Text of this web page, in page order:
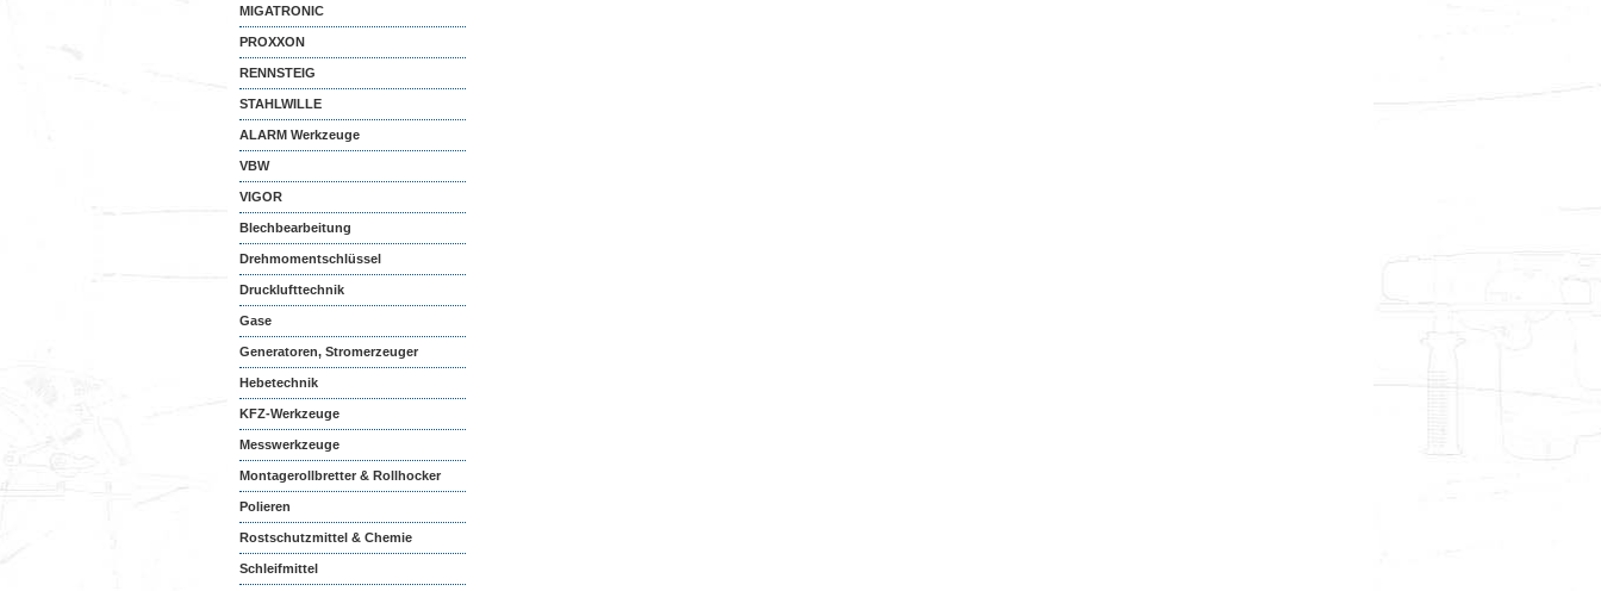
MIGATRONIC
PROXXON
RENNSTEIG
STAHLWILLE
ALARM Werkzeuge
VBW
VIGOR
Blechbearbeitung
Drehmomentschlüssel
Drucklufttechnik
Gase
Generatoren, Stromerzeuger
Hebetechnik
KFZ-Werkzeuge
Messwerkzeuge
Montagerollbretter & Rollhocker
Polieren
Rostschutzmittel & Chemie
Schleifmittel